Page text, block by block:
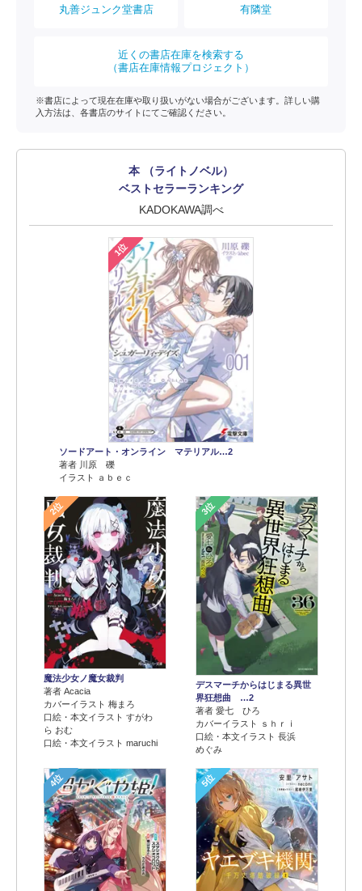
丸善ジュンク堂書店 有隣堂
近くの書店在庫を検索する
（書店在庫情報プロジェクト）
※書店によって現在在庫や取り扱いがない場合がございます。詳しい購
入方法は、各書店のサイトにてご確認ください。
本 （ライトノベル）
ベストセラーランキング
KADOKAWA調べ
1位
ソードアート・オンライン マテリアル…2
著者 川原 礫
イラスト ａｂｅｃ
2位
魔法少女ノ魔女裁判
著者 Acacia
カバーイラスト 梅まろ
口絵・本文イラスト すがわ
ら おむ
口絵・本文イラスト maruchi
3位
デスマーチからはじまる異世
界狂想曲 …2
著者 愛七 ひろ
カバーイラスト ｓｈｒｉ
口絵・本文イラスト 長浜
めぐみ
4位 5位